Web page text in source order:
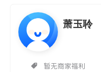
萧玉聆
暂无商家福利